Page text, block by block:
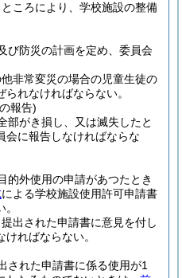
ころにより、学校施設の整備
び防災の計画を定め、委員会
非常変災の場合の児童生徒の
れなければならない。
報告)
部がき損し、又は滅失したと
会に報告しなければならな
的外使用の申請があつたとき
による学校施設使用許可申請書
出された申請書に意見を付し
ればならない。
された申請書に係る使用が1